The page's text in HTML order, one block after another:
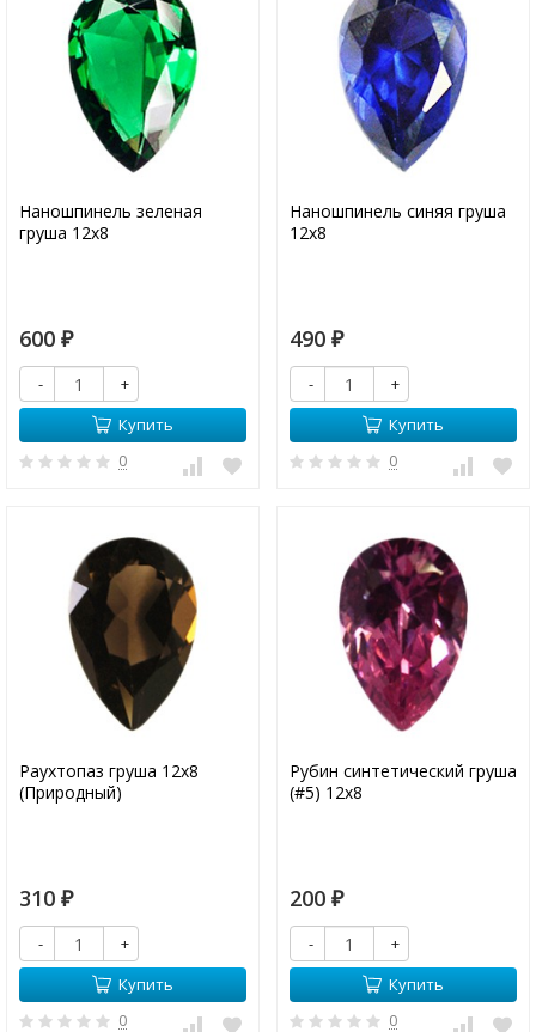
Наношпинель зеленая
груша 12х8
600 ₽
-
+
Купить
0
Наношпинель синяя груша
12х8
490 ₽
-
+
Купить
0
Раухтопаз груша 12х8
(Природный)
310 ₽
-
+
Купить
0
Рубин синтетический груша
(#5) 12х8
200 ₽
-
+
Купить
0